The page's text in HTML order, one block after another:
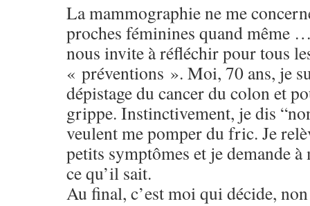
La mammographie ne me
proches féminines quand même
nous invite à réfléchir pour tous
« préventions ». Moi, 70 ans, je
dépistage du cancer du colon et
grippe. Instinctivement, je dis
veulent me pomper du fric. Je
petits symptômes et je demande
ce qu’il sait.
Au final, c’est moi qui décide,